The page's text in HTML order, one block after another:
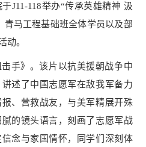
J11-118举办“传承英雄精神 汲
青马工程基础班全体学员以及部
动。
手》。该片以抗美援朝战争中
述了中国志愿军在敌我军备力
、营救战友，与美军精展开殊
的镜头语言，刻画了志愿军战
念与家国情怀，同学们深刻体